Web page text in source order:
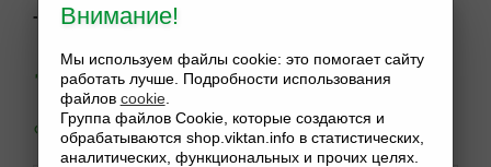
Toode: Laos
150$
Внимание!
Мы используем файлы cookie: это помогает сайту
работать лучше. Подробности использования
файлов cookie.
Группа файлов Cookie, которые создаются и
обрабатываются shop.viktan.info в статистических,
аналитических, функциональных и прочих целях.